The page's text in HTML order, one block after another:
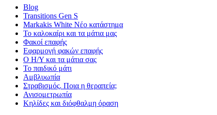
Blog
Transitions Gen S
Markakis White Νέο κατάστημα
Το καλοκαίρι και τα μάτια μας
Φακοί επαφής
Εφαρμογή φακών επαφής
Ο Η/Υ και τα μάτια σας
Το παιδικό μάτι
Αμβλυωπία
Στραβισμός. Ποια η θεραπεία;
Ανισομετρωπία
Κηλίδες και διόφθαλμη όραση